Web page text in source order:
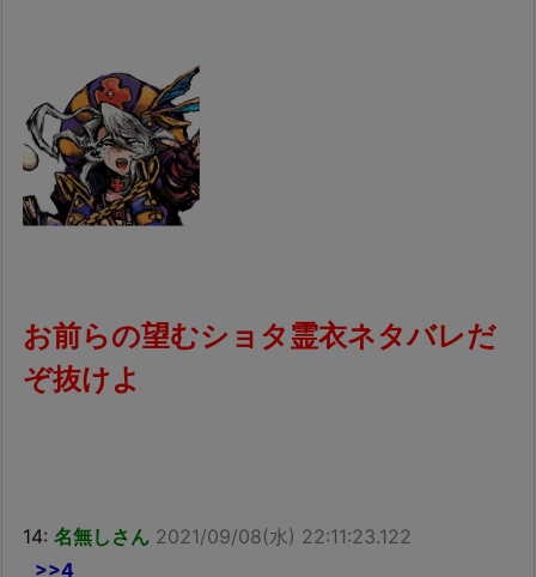
お前らの望むショタ霊衣ネタバレだ
ぞ抜けよ
14: 名無しさん 2021/09/08(水) 22:11:23.122
>>4